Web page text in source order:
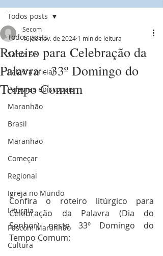
Todos posts
Santa Sé
Palavra oficial
Palavras episcopais
Maranhão
Brasil
Maranhão
Começar
Regional
Igreja no Mundo
Liturgia
Pascom Maranhão
Cultura
Todos posts
Roteiro para Celebração da
Palavra - 33º Domingo do
Tempo Comum
Secom
16 de nov. de 2024 1 min de leitura
Confira o roteiro litúrgico para
Celebração da Palavra (Dia do
Senhor) neste 33º Domingo do
Tempo Comum: